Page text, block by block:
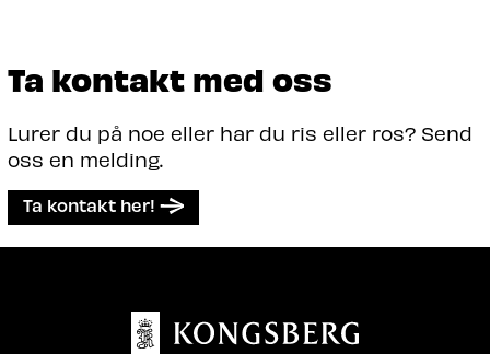
Ta kontakt med oss
Lurer du på noe eller har du ris eller ros? Send
oss en melding.
Ta kontakt her!